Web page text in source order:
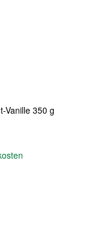
Vanille 350 g